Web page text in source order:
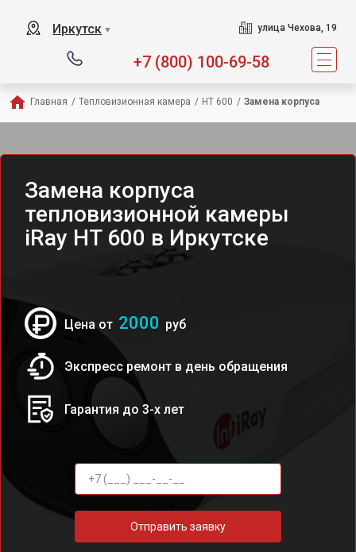
Иркутск ▼ улица Чехова, 19
+7 (800) 100-69-58
Главная / Тепловизионная камера / HT 600 / Замена корпуса
Замена корпуса
тепловизионной камеры
iRay HT 600 в Иркутске
Цена от 2000 руб
Экспресс ремонт в день обращения
Гарантия до 3-х лет
Отправить заявку